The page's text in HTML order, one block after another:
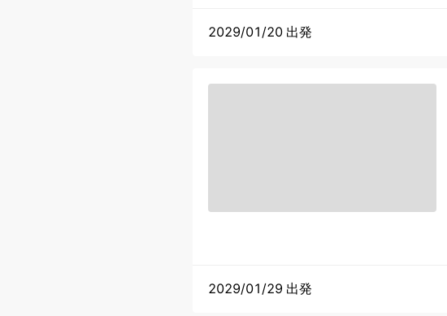
2029/01/20 出発
2029/01/29 出発